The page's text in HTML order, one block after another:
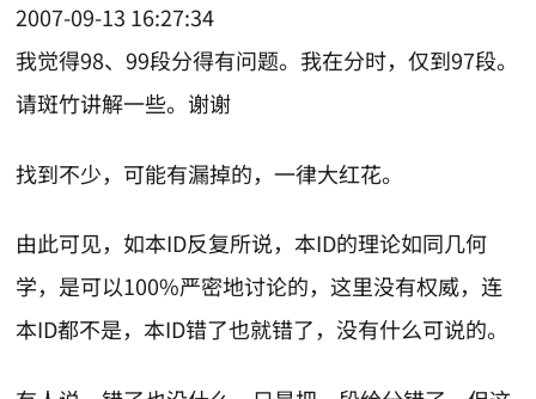
2007-09-13 16:27:34
我觉得98、99段分得有问题。我在分时，仅到97段。
请斑竹讲解一些。谢谢
找到不少，可能有漏掉的，一律大红花。
由此可见，如本ID反复所说，本ID的理论如同几何
学，是可以100%严密地讨论的，这里没有权威，连
本ID都不是，本ID错了也就错了，没有什么可说的。